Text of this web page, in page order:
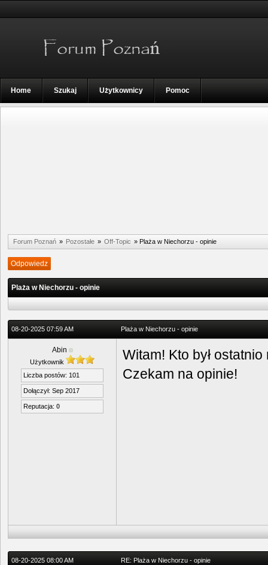
Home Szukaj Użytkownicy Pomoc
Forum Poznań » Pozostałe » Off-Topic » Plaża w Niechorzu - opinie
Odpowiedz
Plaża w Niechorzu - opinie
08-20-2025 07:59 AM Plaża w Niechorzu - opinie
Abin
Użytkownik
Liczba postów: 101
Dołączył: Sep 2017
Reputacja: 0
Witam! Kto był
Czekam na opinie!
08-20-2025 08:00 AM RE: Plaża w Niechorzu - opinie